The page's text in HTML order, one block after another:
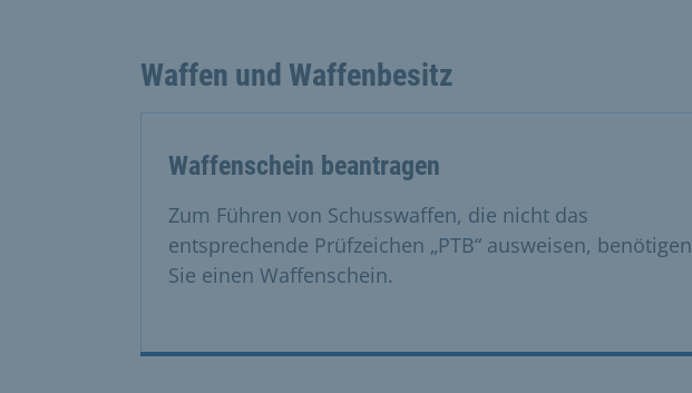
Waffen und Waffenbesitz
Waffenschein beantragen
Zum Führen von Schusswaffen, die nicht das
entsprechende Prüfzeichen „PTB“ ausweisen, benötigen
Sie einen Waffenschein.